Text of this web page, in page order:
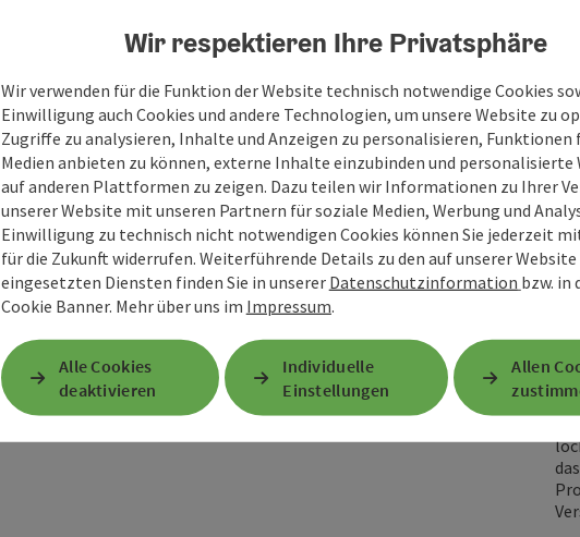
ist
Wir respektieren Ihre Privatsphäre
Wir verwenden für die Funktion der Website technisch notwendige Cookies
Einwilligung auch Cookies und andere Technologien, um unsere Website zu
Zugriffe zu analysieren, Inhalte und Anzeigen zu personalisieren, Funktionen
Medien anbieten zu können, externe Inhalte einzubinden und personalisierte
auf anderen Plattformen zu zeigen. Dazu teilen wir Informationen zu Ihrer
unserer Website mit unseren Partnern für soziale Medien, Werbung und
Einwilligung zu technisch nicht notwendigen Cookies können Sie jederzeit
für die Zukunft widerrufen. Weiterführende Details zu den auf unserer Website
eingesetzten Diensten finden Sie in unserer Datenschutzinformation bzw. in
Cookie Banner. Mehr über uns im Impressum.
Alle Cookies
deaktivieren
Individuelle
Einstellungen
Allen